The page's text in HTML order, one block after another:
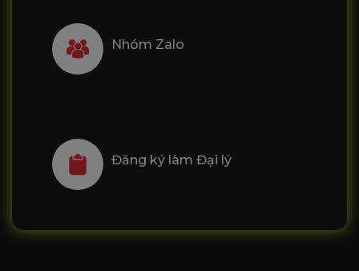
Nhóm Zalo
Đăng ký làm Đại lý